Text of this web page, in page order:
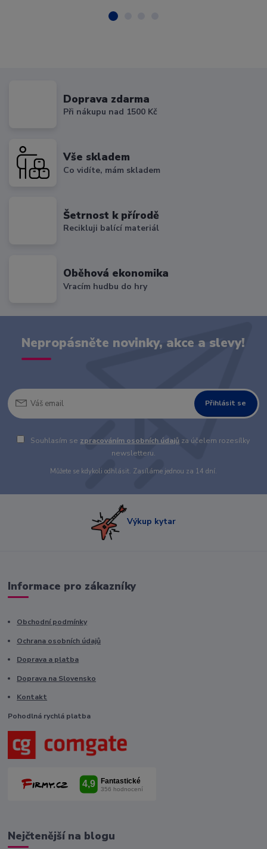
Doprava zdarma
Při nákupu nad 1500 Kč
Vše skladem
Co vidíte, mám skladem
Šetrnost k přírodě
Recikluji balící materiál
Oběhová ekonomika
Vracím hudbu do hry
Nepropásněte novinky, akce a slevy!
Přihlásit se
Souhlasím se zpracováním osobních údajů za účelem rozesílky
newsletteru.
Můžete se kdykoli odhlásit. Zasíláme jednou za 14 dní.
Výkup kytar
Informace pro zákazníky
Obchodní podmínky
Ochrana osobních údajů
Doprava a platba
Doprava na Slovensko
Kontakt
Pohodlná rychlá platba
Nejčtenější na blogu